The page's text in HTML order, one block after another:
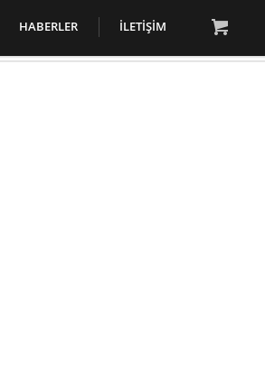

HABERLER İLETİŞİM